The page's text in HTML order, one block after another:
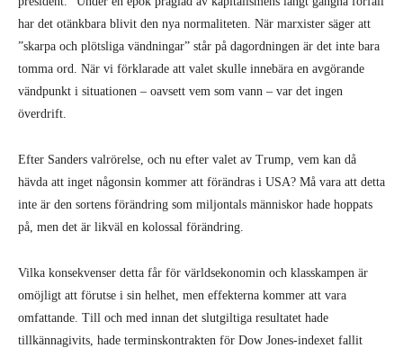
har det otänkbara blivit den nya normaliteten. När marxister säger att
”skarpa och plötsliga vändningar” står på dagordningen är det inte bara
tomma ord. När vi förklarade att valet skulle innebära en avgörande
vändpunkt i situationen – oavsett vem som vann – var det ingen
överdrift.
Efter Sanders valrörelse, och nu efter valet av Trump, vem kan då
hävda att inget någonsin kommer att förändras i USA? Må vara att detta
inte är den sortens förändring som miljontals människor hade hoppats
på, men det är likväl en kolossal förändring.
Vilka konsekvenser detta får för världsekonomin och klasskampen är
omöjligt att förutse i sin helhet, men effekterna kommer att vara
omfattande. Till och med innan det slutgiltiga resultatet hade
tillkännagivits, hade terminskontrakten för Dow Jones-indexet fallit